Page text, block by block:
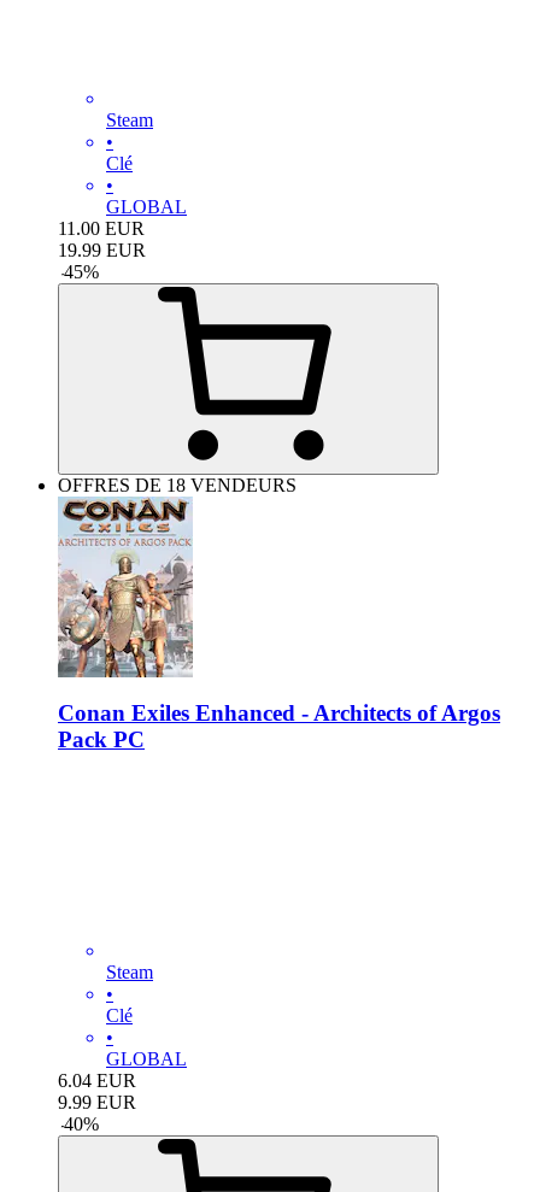
Steam
•
Clé
•
GLOBAL
11.00 EUR
19.99 EUR
-45%
OFFRES DE 18 VENDEURS
Conan Exiles Enhanced - Architects of Argos
Pack PC
Steam
•
Clé
•
GLOBAL
6.04 EUR
9.99 EUR
-40%